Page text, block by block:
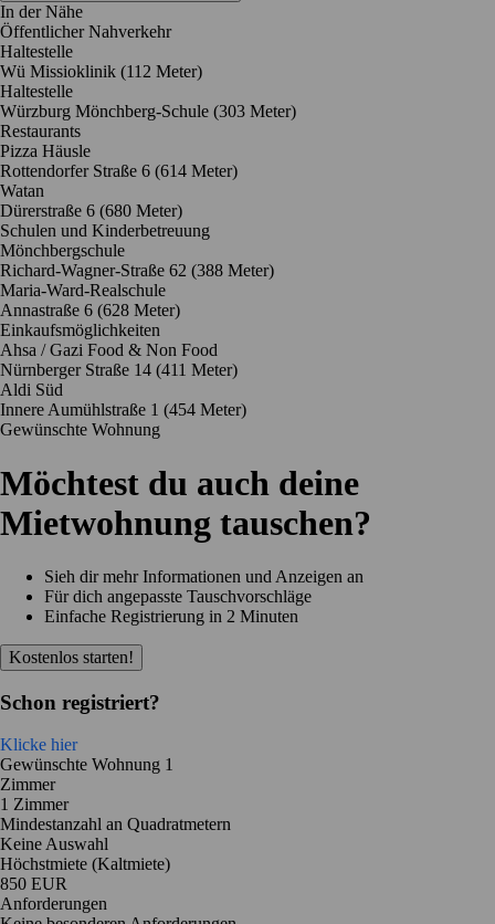
In der Nähe
Öffentlicher Nahverkehr
Haltestelle
Wü Missioklinik (112 Meter)
Haltestelle
Würzburg Mönchberg-Schule (303 Meter)
Restaurants
Pizza Häusle
Rottendorfer Straße 6 (614 Meter)
Watan
Dürerstraße 6 (680 Meter)
Schulen und Kinderbetreuung
Mönchbergschule
Richard-Wagner-Straße 62 (388 Meter)
Maria-Ward-Realschule
Annastraße 6 (628 Meter)
Einkaufsmöglichkeiten
Ahsa / Gazi Food & Non Food
Nürnberger Straße 14 (411 Meter)
Aldi Süd
Innere Aumühlstraße 1 (454 Meter)
Gewünschte Wohnung
Möchtest du auch deine
Mietwohnung tauschen?
Sieh dir mehr Informationen und Anzeigen an
Für dich angepasste Tauschvorschläge
Einfache Registrierung in 2 Minuten
Kostenlos starten!
Schon registriert?
Klicke hier
Gewünschte Wohnung 1
Zimmer
1 Zimmer
Mindestanzahl an Quadratmetern
Keine Auswahl
Höchstmiete (Kaltmiete)
850 EUR
Anforderungen